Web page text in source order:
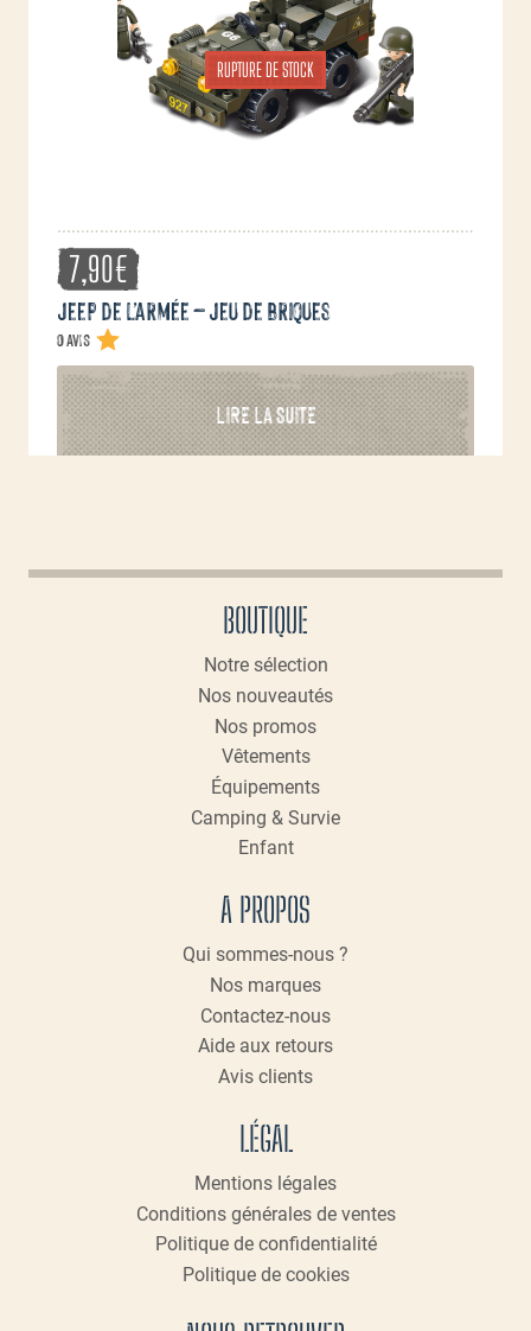
RUPTURE DE STOCK
7,90€
Jeep de l’armée – Jeu de briques
0 avis
LIRE LA SUITE
BOUTIQUE
Notre sélection
Nos nouveautés
Nos promos
Vêtements
Équipements
Camping & Survie
Enfant
A PROPOS
Qui sommes-nous ?
Nos marques
Contactez-nous
Aide aux retours
Avis clients
LÉGAL
Mentions légales
Conditions générales de ventes
Politique de confidentialité
Politique de cookies